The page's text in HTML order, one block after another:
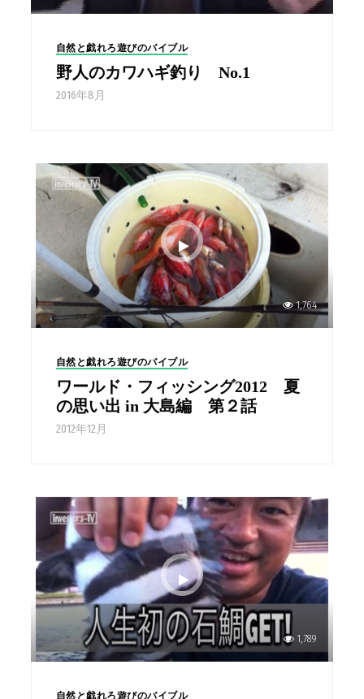
自然と戯れろ遊びのバイブル
野人のカワハギ釣り No.1
2016年8月
1,764
自然と戯れろ遊びのバイブル
ワールド・フィッシング2012 夏
の思い出 in 大島編 第２話
2012年12月
1,789
自然と戯れろ遊びのバイブル